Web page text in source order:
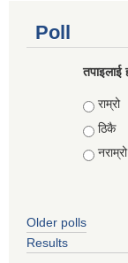
Poll
तपाइलाई
Choices
राम्रो
ठिकै
नराम्रो
Older polls
Results